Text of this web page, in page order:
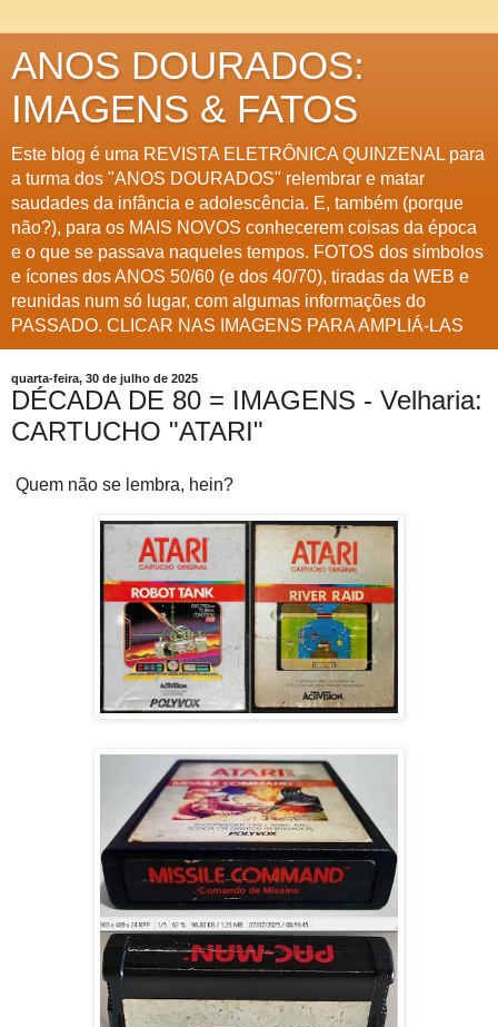
ANOS DOURADOS:
IMAGENS & FATOS
Este blog é uma REVISTA ELETRÔNICA QUINZENAL para
a turma dos "ANOS DOURADOS" relembrar e matar
saudades da infância e adolescência. E, também (porque
não?), para os MAIS NOVOS conhecerem coisas da época
e o que se passava naqueles tempos. FOTOS dos símbolos
e ícones dos ANOS 50/60 (e dos 40/70), tiradas da WEB e
reunidas num só lugar, com algumas informações do
PASSADO. CLICAR NAS IMAGENS PARA AMPLIÁ-LAS
quarta-feira, 30 de julho de 2025
DÉCADA DE 80 = IMAGENS - Velharia:
CARTUCHO "ATARI"
Quem não se lembra, hein?